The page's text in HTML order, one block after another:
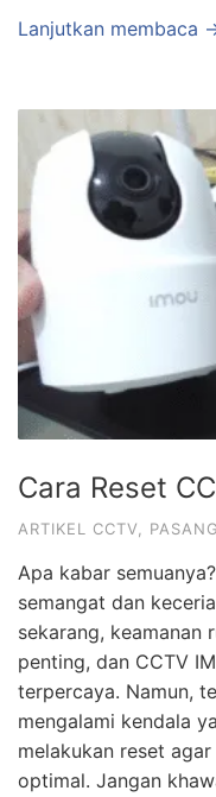
Lanjutkan membaca
Cara Reset
ARTIKEL CCTV,
Apa kabar
semangat dan
sekarang, keamanan
penting, dan CCTV
terpercaya. Namun,
mengalami kendala
melakukan reset
optimal. Jangan